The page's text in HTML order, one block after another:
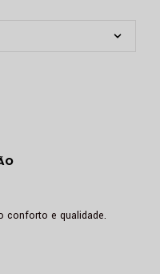
conforto e qualidade.